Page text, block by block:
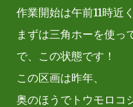
作業開始は午前11時近
まずは三角ホーを使っ
で、この状態です！
この区画は昨年、
奥のほうでトウモロコ